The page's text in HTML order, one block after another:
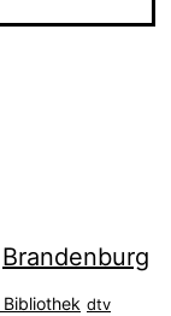
Brandenburg
dtv